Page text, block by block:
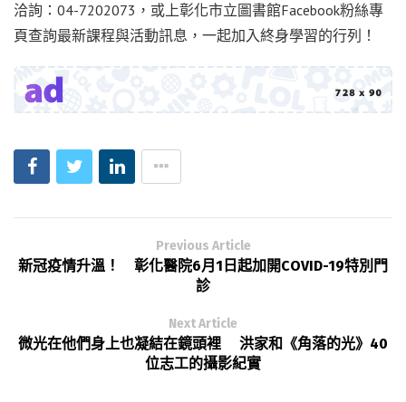
洽詢：04-7202073，或上彰化市立圖書館Facebook粉絲專
頁查詢最新課程與活動訊息，一起加入終身學習的行列！
Previous Article
新冠疫情升溫！ 彰化醫院6月1日起加開COVID-19特別門
診
Next Article
微光在他們身上也凝結在鏡頭裡 洪家和《角落的光》40
位志工的攝影紀實